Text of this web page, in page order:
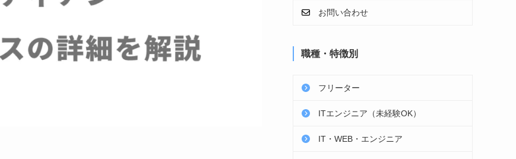
お問い合わせ
職種・特徴別
フリーター
ITエンジニア（未経験OK）
IT・WEB・エンジニア